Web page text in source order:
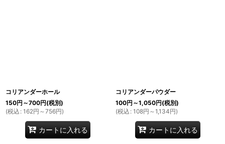
コリアンダーホール
150円 ～700円(税別)
(税込 : 162円 ～756円)
カートに入れる
コリアンダーパウダー
100円 ～1,050円(税別)
(税込 : 108円 ～1,134円)
カートに入れる